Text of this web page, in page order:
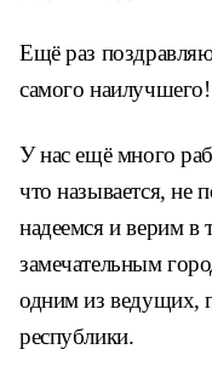
Ещё раз
самого наилучшего!
У нас ещё много
что называется, не
надеемся и верим в
замечательным
одним из ведущих,
республики.